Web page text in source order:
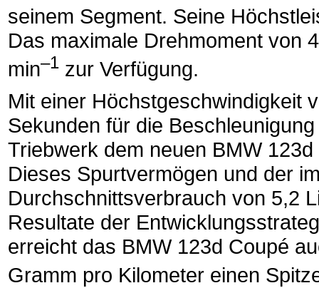
seinem Segment. Seine
Das maximale Drehmoment von
min–1 zur Verfügung.
Mit einer Höchstgeschwindigkeit
Sekunden für die
Triebwerk dem neuen BMW
Dieses Spurtvermögen und der
Durchschnittsverbrauch von 5,2
Resultate der
erreicht das BMW 123d Coupé
Gramm pro Kilometer einen